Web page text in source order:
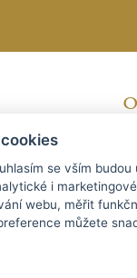
se vším
i
webu, měřit
můžete